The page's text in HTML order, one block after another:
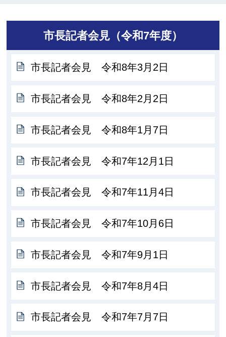
市長記者会見（令和7年度）
市長記者会見 令和8年3月2日
市長記者会見 令和8年2月2日
市長記者会見 令和8年1月7日
市長記者会見 令和7年12月1日
市長記者会見 令和7年11月4日
市長記者会見 令和7年10月6日
市長記者会見 令和7年9月1日
市長記者会見 令和7年8月4日
市長記者会見 令和7年7月7日